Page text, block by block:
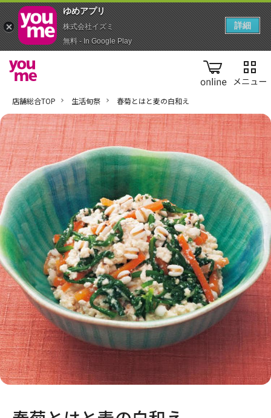
online
店舗総合TOP 生活旬祭 春菊とはと麦の白和え
ゆめアプ‪リ‬
株式会社イズミ
無料 - In Google Play
詳細